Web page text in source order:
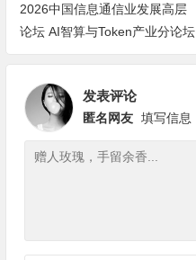
2026中国信息通信业发展高层
论坛 AI智算与Token产业分论坛
顺利举办
发表评论
匿名网友 填写信息